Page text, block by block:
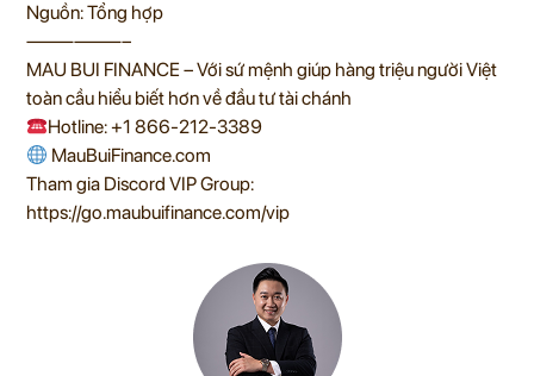
Nguồn: Tổng hợp
——————–
MAU BUI FINANCE – Với sứ mệnh giúp hàng triệu người Việt
toàn cầu hiểu biết hơn về đầu tư tài chánh
Hotline: +1 866-212-3389
MauBuiFinance.com
Tham gia Discord VIP Group:
https://go.maubuifinance.com/vip